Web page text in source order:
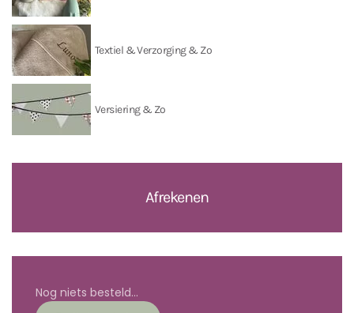
Textiel & Verzorging & Zo
Versiering & Zo
Afrekenen
Nog niets besteld...